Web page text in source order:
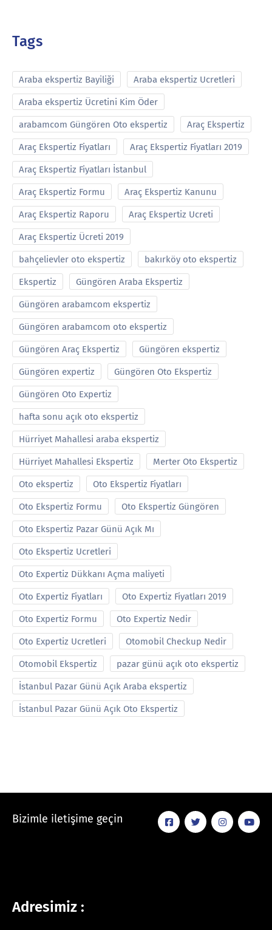
Tags
Araba ekspertiz Bayiliği Araba ekspertiz Ucretleri
Araba ekspertiz Ücretini Kim Öder
arabamcom Güngören Oto ekspertiz Araç Ekspertiz
Araç Ekspertiz Fiyatları Araç Ekspertiz Fiyatları 2019
Araç Ekspertiz Fiyatları İstanbul
Araç Ekspertiz Formu Araç Ekspertiz Kanunu
Araç Ekspertiz Raporu Araç Ekspertiz Ucreti
Araç Ekspertiz Ücreti 2019
bahçelievler oto ekspertiz bakırköy oto ekspertiz
Ekspertiz Güngören Araba Ekspertiz
Güngören arabamcom ekspertiz
Güngören arabamcom oto ekspertiz
Güngören Araç Ekspertiz Güngören ekspertiz
Güngören expertiz Güngören Oto Ekspertiz
Güngören Oto Expertiz
hafta sonu açık oto ekspertiz
Hürriyet Mahallesi araba ekspertiz
Hürriyet Mahallesi Ekspertiz Merter Oto Ekspertiz
Oto ekspertiz Oto Ekspertiz Fiyatları
Oto Ekspertiz Formu Oto Ekspertiz Güngören
Oto Ekspertiz Pazar Günü Açık Mı
Oto Ekspertiz Ucretleri
Oto Expertiz Dükkanı Açma maliyeti
Oto Expertiz Fiyatları Oto Expertiz Fiyatları 2019
Oto Expertiz Formu Oto Expertiz Nedir
Oto Expertiz Ucretleri Otomobil Checkup Nedir
Otomobil Ekspertiz pazar günü açık oto ekspertiz
İstanbul Pazar Günü Açık Araba ekspertiz
İstanbul Pazar Günü Açık Oto Ekspertiz
Bizimle iletişime geçin
Adresimiz :